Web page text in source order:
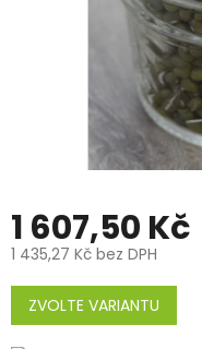
1 607,50 Kč
1 435,27 Kč bez DPH
Měrná
cena:
ZVOLTE VARIANTU